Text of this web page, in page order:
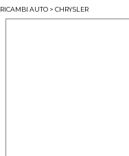
RICAMBI AUTO > CHRYSLER